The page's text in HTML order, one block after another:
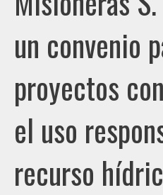
un convenio
proyectos
el uso
recurso